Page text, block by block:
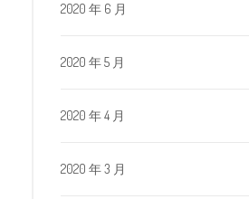
2020 年 6 月
2020 年 5 月
2020 年 4 月
2020 年 3 月